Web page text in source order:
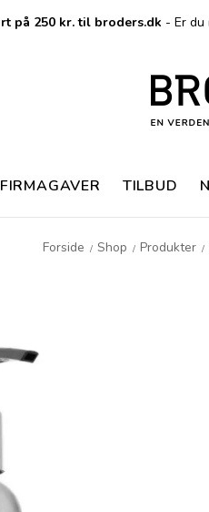
på 250 kr. til broders.dk - Er
FIRMAGAVER TILBUD
Forside / Shop / Produkter /